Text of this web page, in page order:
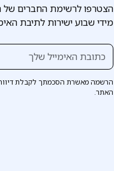
הצטרפו לרשימת החברים של
מידי שבוע ישירות לתיבת
הרשמה מאשרת הסכמתך לקבלת
האתר.